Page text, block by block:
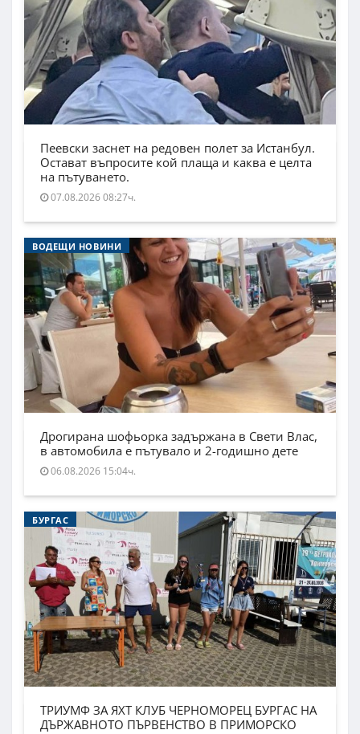
Пеевски заснет на редовен полет за Истанбул.
Остават въпросите кой плаща и каква е целта
на пътуването.
07.08.2026 08:27ч.
ВОДЕЩИ НОВИНИ
Дрогирана шофьорка задържана в Свети Влас,
в автомобила е пътувало и 2-годишно дете
06.08.2026 15:04ч.
БУРГАС
ТРИУМФ ЗА ЯХТ КЛУБ ЧЕРНОМОРЕЦ БУРГАС НА
ДЪРЖАВНОТО ПЪРВЕНСТВО В ПРИМОРСКО